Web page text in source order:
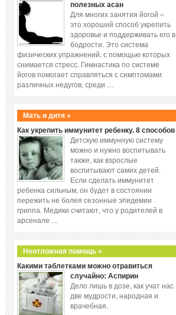
полезных асан
Для многих занятия йогой –
это хороший способ укрепить
здоровье и поддерживать его в
бодрости. Это система
физических упражнений, с помощью которых
снимается стресс. Гимнастика по системе
йогов помогает справляться с симптомами
различных недугов, среди …
Мать и дитя »
Как укрепить иммунитет ребенку. 8 способов
Детскую иммунную систему
можно и нужно воспитывать
также, как взрослые
воспитывают самих детей.
Если сделать иммунитет
ребенка сильным, он будет в состоянии
пережить не болея сезонные эпидемии
гриппа. Медики считают, что у родителей в
арсенале …
Неотложная помощь »
Какими таблетками можно отравиться
случайно: Аспирин
Дело лишь в дозе, как учат нас
две мудрости, народная и
врачебная.